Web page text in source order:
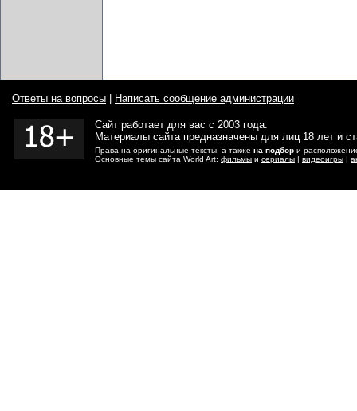
Ответы на вопросы Написать сообщение администрации
Сайт работает для вас с 2003 года.
Материалы сайта предназначены для лиц 18 лет и
Права на оригинальные тексты, а также на подбор и
Основные темы сайта World Art: фильмы и сериалы | видеоигры |